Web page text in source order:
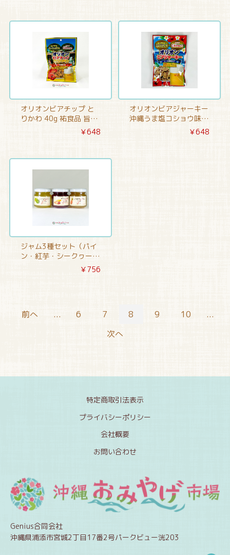
オリオンビアチップ と
りかわ 40g 祐食品 旨塩
￥648
オリオンビアジャーキー
沖縄うま塩コショウ味
45g 砂肝・ビール酵母入
￥648
ジャム3種セット（パイ
ン・紅芋・シークヮーサ
￥756
前へ ... 6 7 8 9 10
...
次へ
特定商取引法表示
プライバシーポリシー
会社概要
お問い合わせ
Genius合同会社
沖縄県浦添市宮城2丁目17番2号パークビュー洸203